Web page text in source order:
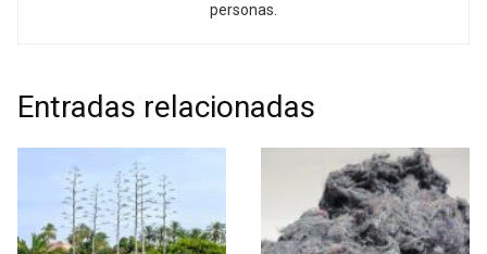
personas.
Entradas relacionadas